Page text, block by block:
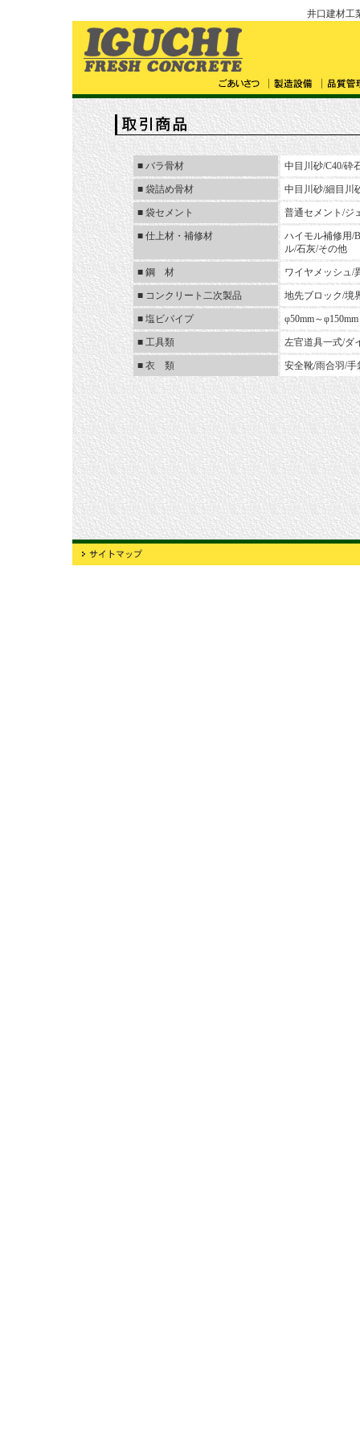
井口建材工
■バラ骨材 中目川砂/C40/砕
■袋詰め骨材 中目川砂/細目川
■袋セメント 普通セメント/ジ
■仕上材・補修材
ハイモル補修用/
ル/石灰/その他
■鋼 材 ワイヤメッシュ/
■コンクリート二次製品 地先ブロック/境
■塩ビパイプ φ50mm～φ150mm
■工具類 左官道具一式/ダ
■衣 類 安全靴/雨合羽/手